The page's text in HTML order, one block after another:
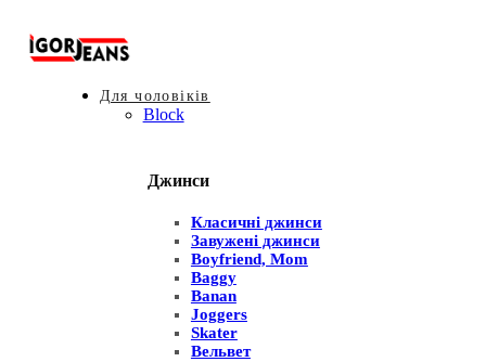
Для чоловіків
Block
Джинси
Класичні джинси
Завужені джинси
Boyfriend, Mom
Baggy
Banan
Joggers
Skater
Вельвет